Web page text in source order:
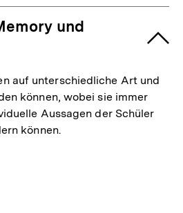
und
auf unterschiedliche Art und
können, wobei sie immer
Aussagen der Schüler
können.